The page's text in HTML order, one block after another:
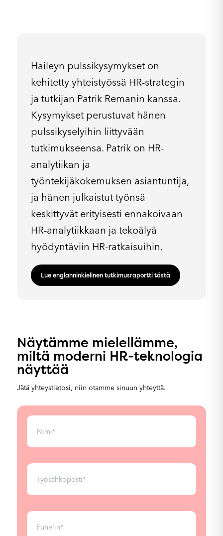
Haileyn pulssikysymykset on
kehitetty yhteistyössä HR-strategin
ja tutkijan Patrik Remanin kanssa.
Kysymykset perustuvat hänen
pulssikyselyihin liittyvään
tutkimukseensa. Patrik on HR-
analytiikan ja
työntekijäkokemuksen asiantuntija,
ja hänen julkaistut työnsä
keskittyvät erityisesti ennakoivaan
HR-analytiikkaan ja tekoälyä
hyödyntäviin HR-ratkaisuihin.
Lue englanninkielinen tutkimusraportti tästä
Näytämme mielellämme,
miltä moderni HR‑teknologia
näyttää
Jätä yhteystietosi, niin otamme sinuun yhteyttä.